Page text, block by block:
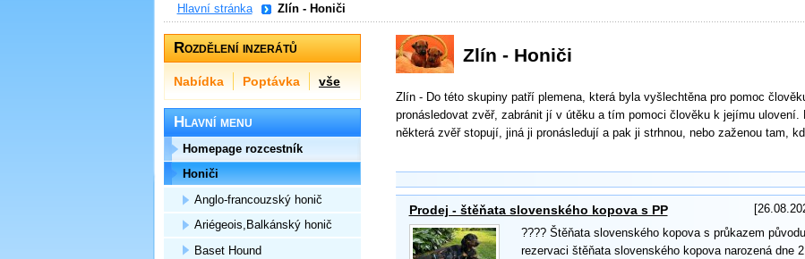
Hlavní stránka Zlín - Honiči
Zlín - Honiči
Zlín - Do této skupiny patří plemena, která byla vyšlechtěna pro pomoc
pronásledovat zvěř, zabránit jí v útěku a tím pomoci člověku k jejímu ulovení.
některá zvěř stopují, jiná ji pronásledují a pak ji strhnou, nebo zaženou tam,
Prodej - štěňata slovenského kopova s PP
???? Štěňata slovenského kopova s průkazem
rezervaci štěňata slovenského kopova narozená dne
Rozdělení inzerátů
Nabídka Poptávka vše
Hlavní menu
Homepage rozcestník
Honiči
Anglo-francouzský honič
Ariégeois,Balkánský honič
Baset Hound